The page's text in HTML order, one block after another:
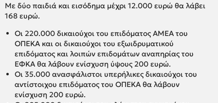
Με δύο παιδιά και εισόδημα μέχρι 12.000 ευρώ θα λάβει
168 ευρώ.
Οι 220.000 δικαιούχοι του επιδόματος ΑΜΕΑ του
ΟΠΕΚΑ και οι δικαιούχοι του εξωιδρυματικού
επιδόματος και λοιπών επιδομάτων αναπηρίας του
ΕΦΚΑ θα λάβουν ενίσχυση ύψους 200 ευρώ.
Οι 35.000 ανασφάλιστοι υπερήλικες δικαιούχοι του
αντίστοιχου επιδόματος του ΟΠΕΚΑ θα λάβουν
ενίσχυση 200 ευρώ.